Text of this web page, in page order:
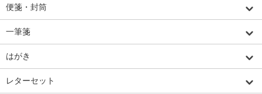
便箋・封筒
一筆箋
はがき
レターセット